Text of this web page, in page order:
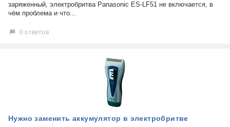
заряженный, электробритва Panasonic ES-LF51 не включается, в
чём проблема и что...
0 ответов
Нужно заменить аккумулятор в электробритве